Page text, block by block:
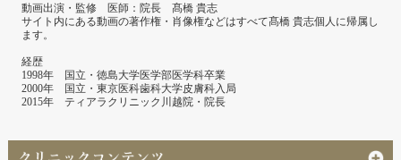
動画出演・監修 医師：院長 髙橋 貴志
サイト内にある動画の著作権・肖像権などはすべて髙橋 貴志個人に帰属し
ます。
経歴
1998年 国立・徳島大学医学部医学科卒業
2000年 国立・東京医科歯科大学皮膚科入局
2015年 ティアラクリニック川越院・院長